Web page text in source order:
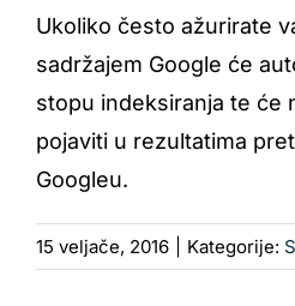
Ukoliko često ažurirate
sadržajem Google će
stopu indeksiranja te će
pojaviti u rezultatima
Googleu.
15 veljače, 2016 Kategorije: